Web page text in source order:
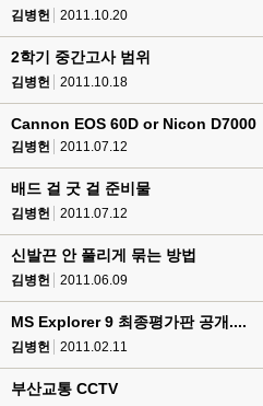
김병헌 2011.10.20
2학기 중간고사 범위
김병헌 2011.10.18
Cannon EOS 60D or Nicon D7000
김병헌 2011.07.12
배드 걸 굿 걸 준비물
김병헌 2011.07.12
신발끈 안 풀리게 묶는 방법
김병헌 2011.06.09
MS Explorer 9 최종평가판 공개....
김병헌 2011.02.11
부산교통 CCTV